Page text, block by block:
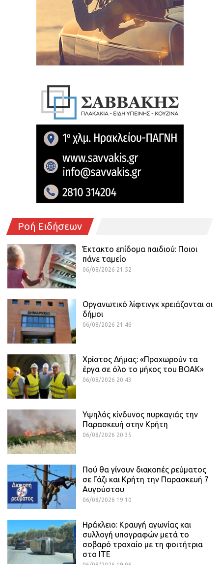
Ροή Ειδήσεων
Έκτακτο επίδομα παιδιού: Ποιοι
πάνε ταμείο
06/08/2026 21:52
Οργανωτικό λίφτινγκ χρειάζονται οι
δήμοι
06/08/2026 21:46
Χρίστος Δήμας: «Προχωρούν τα
έργα σε όλο το μήκος του ΒΟΑΚ»
06/08/2026 20:43
Υψηλός κίνδυνος πυρκαγιάς την
Παρασκευή στην Κρήτη
06/08/2026 20:35
Πού θα γίνουν διακοπές ρεύματος
σε Γάζι και Κρήτη την Παρασκευή 7
Αυγούστου
06/08/2026 19:10
Ηράκλειο: Κραυγή αγωνίας και
συλλογή υπογραφών μετά το
σοβαρό τροχαίο με τη φοιτήτρια
στο ΙΤΕ